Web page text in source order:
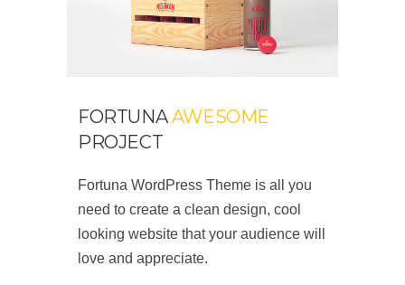
FORTUNAAWESOME
PROJECT
Fortuna WordPress Theme is all you
need to create a clean design, cool
looking website that your audience will
love and appreciate.